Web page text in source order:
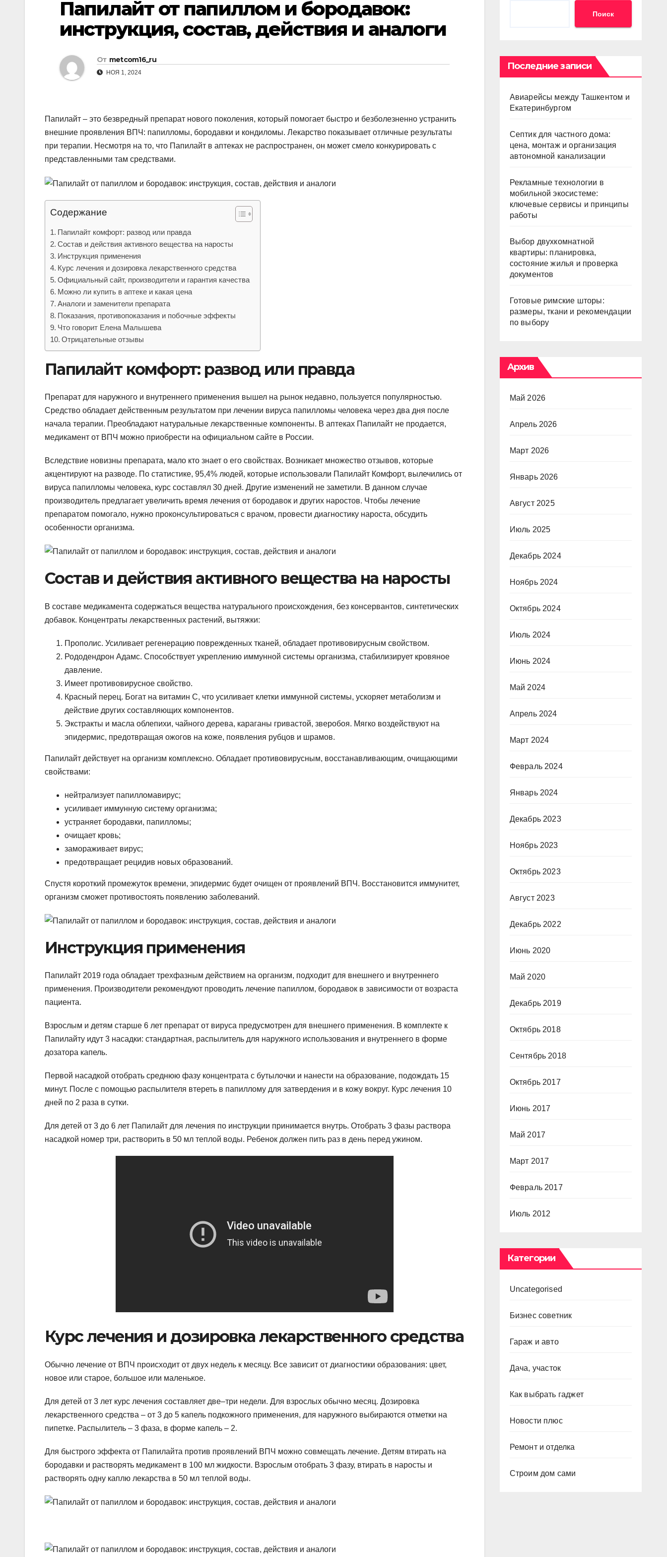
Папилайт от папиллом и бородавок:
инструкция, состав, действия и аналоги
От metcom16_ru
НОЯ 1, 2024
Папилайт – это безвредный препарат нового поколения, который помогает быстро и безболезненно устранить
внешние проявления ВПЧ: папилломы, бородавки и кондиломы. Лекарство показывает отличные результаты
при терапии. Несмотря на то, что Папилайт в аптеках не распространен, он может смело конкурировать с
представленными там средствами.
Содержание
Папилайт комфорт: развод или правда
Состав и действия активного вещества на наросты
Инструкция применения
Курс лечения и дозировка лекарственного средства
Официальный сайт, производители и гарантия качества
Можно ли купить в аптеке и какая цена
Аналоги и заменители препарата
Показания, противопоказания и побочные эффекты
Что говорит Елена Малышева
Отрицательные отзывы
Папилайт комфорт: развод или правда
Препарат для наружного и внутреннего применения вышел на рынок недавно, пользуется популярностью.
Средство обладает действенным результатом при лечении вируса папилломы человека через два дня после
начала терапии. Преобладают натуральные лекарственные компоненты. В аптеках Папилайт не продается,
медикамент от ВПЧ можно приобрести на официальном сайте в России.
Вследствие новизны препарата, мало кто знает о его свойствах. Возникает множество отзывов, которые
акцентируют на разводе. По статистике, 95,4% людей, которые использовали Папилайт Комфорт, вылечились от
вируса папилломы человека, курс составлял 30 дней. Другие изменений не заметили. В данном случае
производитель предлагает увеличить время лечения от бородавок и других наростов. Чтобы лечение
препаратом помогало, нужно проконсультироваться с врачом, провести диагностику нароста, обсудить
особенности организма.
Состав и действия активного вещества на наросты
В составе медикамента содержаться вещества натурального происхождения, без консервантов, синтетических
добавок. Концентраты лекарственных растений, вытяжки:
Прополис. Усиливает регенерацию поврежденных тканей, обладает противовирусным свойством.
Рододендрон Адамс. Способствует укреплению иммунной системы организма, стабилизирует кровяное
давление.
Имеет противовирусное свойство.
Красный перец. Богат на витамин C, что усиливает клетки иммунной системы, ускоряет метаболизм и
действие других составляющих компонентов.
Экстракты и масла облепихи, чайного дерева, караганы гривастой, зверобоя. Мягко воздействуют на
эпидермис, предотвращая ожогов на коже, появления рубцов и шрамов.
Папилайт действует на организм комплексно. Обладает противовирусным, восстанавливающим, очищающими
свойствами:
нейтрализует папилломавирус;
усиливает иммунную систему организма;
устраняет бородавки, папилломы;
очищает кровь;
замораживает вирус;
предотвращает рецидив новых образований.
Спустя короткий промежуток времени, эпидермис будет очищен от проявлений ВПЧ. Восстановится иммунитет,
организм сможет противостоять появлению заболеваний.
Инструкция применения
Папилайт 2019 года обладает трехфазным действием на организм, подходит для внешнего и внутреннего
применения. Производители рекомендуют проводить лечение папиллом, бородавок в зависимости от возраста
пациента.
Взрослым и детям старше 6 лет препарат от вируса предусмотрен для внешнего применения. В комплекте к
Папилайту идут 3 насадки: стандартная, распылитель для наружного использования и внутреннего в форме
дозатора капель.
Первой насадкой отобрать среднюю фазу концентрата с бутылочки и нанести на образование, подождать 15
минут. После с помощью распылителя втереть в папиллому для затвердения и в кожу вокруг. Курс лечения 10
дней по 2 раза в сутки.
Для детей от 3 до 6 лет Папилайт для лечения по инструкции принимается внутрь. Отобрать 3 фазы раствора
насадкой номер три, растворить в 50 мл теплой воды. Ребенок должен пить раз в день перед ужином.
Курс лечения и дозировка лекарственного средства
Обычно лечение от ВПЧ происходит от двух недель к месяцу. Все зависит от диагностики образования: цвет,
новое или старое, большое или маленькое.
Для детей от 3 лет курс лечения составляет две–три недели. Для взрослых обычно месяц. Дозировка
лекарственного средства – от 3 до 5 капель подкожного применения, для наружного выбираются отметки на
пипетке. Распылитель – 3 фаза, в форме капель – 2.
Для быстрого эффекта от Папилайта против проявлений ВПЧ можно совмещать лечение. Детям втирать на
бородавки и растворять медикамент в 100 мл жидкости. Взрослым отобрать 3 фазу, втирать в наросты и
растворять одну каплю лекарства в 50 мл теплой воды.
Поиск
Последние записи
Авиарейсы между Ташкентом и
Екатеринбургом
Септик для частного дома:
цена, монтаж и организация
автономной канализации
Рекламные технологии в
мобильной экосистеме:
ключевые сервисы и принципы
работы
Выбор двухкомнатной
квартиры: планировка,
состояние жилья и проверка
документов
Готовые римские шторы:
размеры, ткани и рекомендации
по выбору
Архив
Май 2026
Апрель 2026
Март 2026
Январь 2026
Август 2025
Июль 2025
Декабрь 2024
Ноябрь 2024
Октябрь 2024
Июль 2024
Июнь 2024
Май 2024
Апрель 2024
Март 2024
Февраль 2024
Январь 2024
Декабрь 2023
Ноябрь 2023
Октябрь 2023
Август 2023
Декабрь 2022
Июнь 2020
Май 2020
Декабрь 2019
Октябрь 2018
Сентябрь 2018
Октябрь 2017
Июнь 2017
Май 2017
Март 2017
Февраль 2017
Июль 2012
Категории
Uncategorised
Бизнес советник
Гараж и авто
Дача, участок
Как выбрать гаджет
Новости плюс
Ремонт и отделка
Строим дом сами